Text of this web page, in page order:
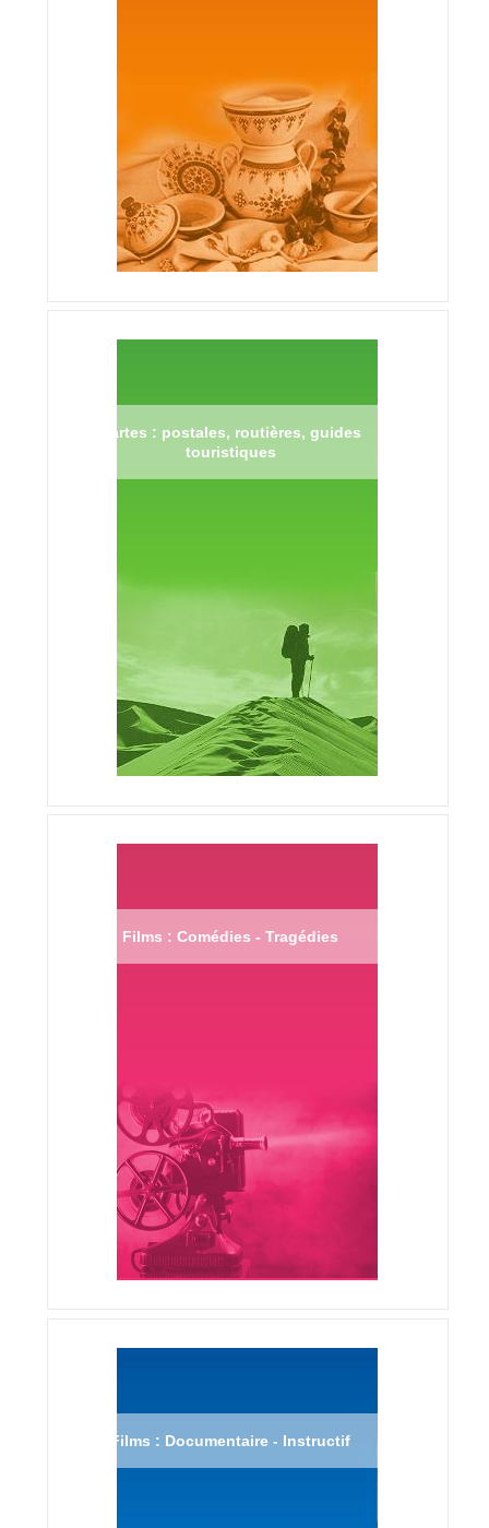
Cartes : postales, routières, guides
touristiques
Films : Comédies - Tragédies
Films : Documentaire - Instructif